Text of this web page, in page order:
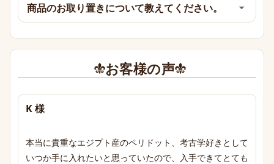
商品のお取り置きについて教えてください。
お客様の声
K 様
本当に貴重なエジプト産のペリドット、考古学好きとして
いつか手に入れたいと思っていたので、入手できてとても